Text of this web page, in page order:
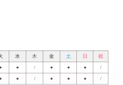
水 木 金 土 日 祝
● ● / ● ● ● /
● ● / ● ● ● /